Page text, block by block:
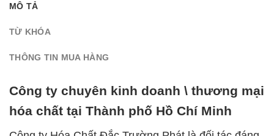
MÔ TẢ
TỪ KHÓA
THÔNG TIN MUA HÀNG
Công ty chuyên kinh doanh \ thương mại
hóa chất tại Thành phố Hồ Chí Minh